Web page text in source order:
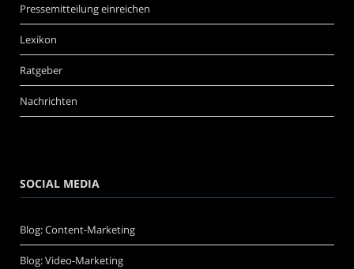
Pressemitteilung einreichen
Lexikon
Ratgeber
Nachrichten
SOCIAL MEDIA
Blog: Content-Marketing
Blog: Video-Marketing